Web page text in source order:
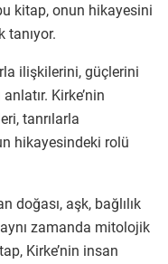
kitap, onun hikayesini
tanıyor.
ilişkilerini, güçlerini
Kirke’nin
tanrılarla
hikayesindeki rolü
doğası, aşk, bağlılık
zamanda mitolojik
Kirke’nin insan